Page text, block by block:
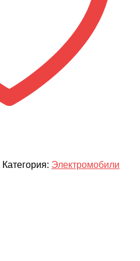
Категория: Электромобили